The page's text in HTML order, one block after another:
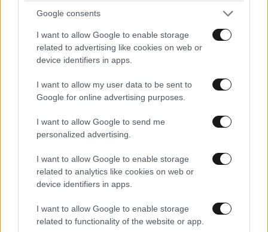
Google consents
I want to allow Google to enable storage
related to advertising like cookies on web or
device identifiers in apps.
I want to allow my user data to be sent to
Google for online advertising purposes.
I want to allow Google to send me
personalized advertising.
I want to allow Google to enable storage
related to analytics like cookies on web or
device identifiers in apps.
I want to allow Google to enable storage
related to functionality of the website or app.
ΠΡΟΣΘΕΣΤΕ ΤΟ ΣΧΟΛΙΟ ΣΑΣ